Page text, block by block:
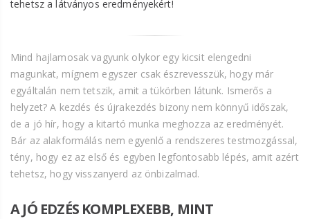
tehetsz a látványos eredményekért!
Mind hajlamosak vagyunk olykor egy kicsit elengedni
magunkat, mígnem egyszer csak észrevesszük, hogy már
egyáltalán nem tetszik, amit a tükörben látunk. Ismerős a
helyzet? A kezdés és újrakezdés bizony nem könnyű időszak,
de a jó hír, hogy a kitartó munka meghozza az eredményét.
Bár az alakformálás nem egyenlő a rendszeres testmozgással,
tény, hogy ez az első és egyben legfontosabb lépés, amit azért
tehetsz, hogy visszanyerd az önbizalmad.
A JÓ EDZÉS KOMPLEXEBB, MINT